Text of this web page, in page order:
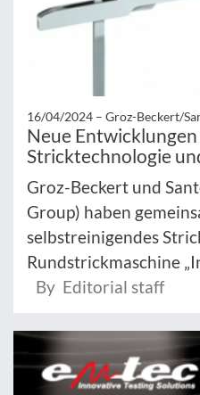
16/04/2024 – Groz-Beckert/
Neue
Stricktechnologie
Groz-Beckert und
Group) haben
selbstreinigendes
Rundstrickmaschine
By Editorial staff